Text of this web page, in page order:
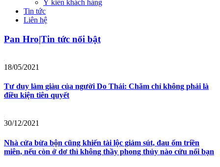
Ý kiến khách hàng
Tin tức
Liên hệ
Pan Hro|Tin tức nổi bật
18/05/2021
Tư duy làm giàu của người Do Thái: Chăm chỉ không phải là
điều kiện tiên quyết
30/12/2021
Nhà cửa bừa bộn cũng khiến tài lộc giảm sút, đau ốm triền
miên, nếu còn ở dơ thì không thầy phong thủy nào cứu nổi bạn